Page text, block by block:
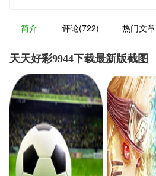
简介 评论(722) 热门文章
天天好彩9944下载最新版截图